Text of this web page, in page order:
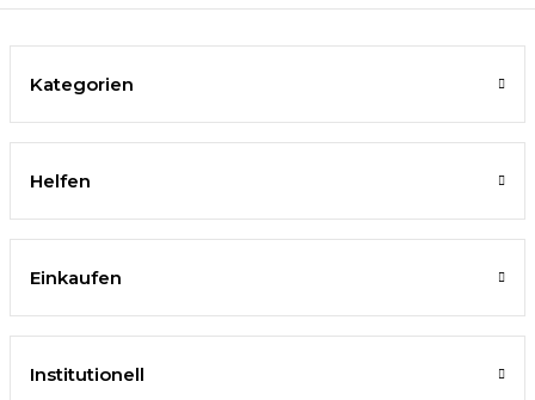
Kategorien
Helfen
Einkaufen
Institutionell